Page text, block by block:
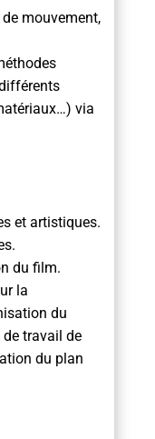
mouvement,
via
et artistiques.
du film.
la
du
de travail de
du plan